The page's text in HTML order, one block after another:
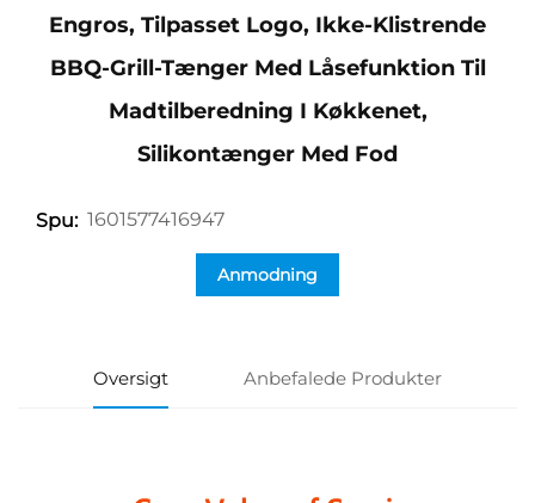
Engros, Tilpasset Logo, Ikke-Klistrende
BBQ-Grill-Tænger Med Låsefunktion Til
Madtilberedning I Køkkenet,
Silikontænger Med Fod
Spu: 1601577416947
Anmodning
Oversigt Anbefalede Produkter